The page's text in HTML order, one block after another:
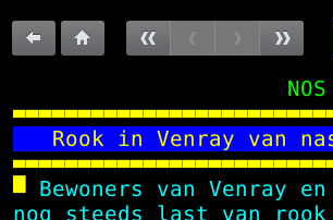
Sla
de
naar
vorige
pagina
naar
100
paginasubpaginasubpagina
pagina
Rook in Venray van
 Bewoners van Venray
nog steeds last van